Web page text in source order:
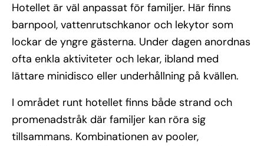
Hotellet är väl anpassat för familjer. Här finns
barnpool, vattenrutschkanor och lekytor som
lockar de yngre gästerna. Under dagen anordnas
ofta enkla aktiviteter och lekar, ibland med
lättare minidisco eller underhållning på kvällen.
I området runt hotellet finns både strand och
promenadstråk där familjer kan röra sig
tillsammans. Kombinationen av pooler,